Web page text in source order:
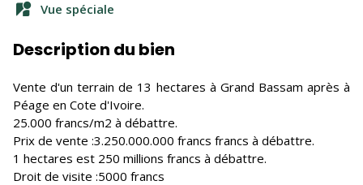
Vue spéciale
Description du bien
Vente d'un terrain de 13 hectares à Grand Bassam après à
Péage en Cote d'Ivoire.
25.000 francs/m2 à débattre.
Prix de vente :3.250.000.000 francs francs à débattre.
1 hectares est 250 millions francs à débattre.
Droit de visite :5000 francs